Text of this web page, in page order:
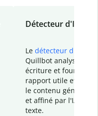
Détecteur d'IA
Le détecteur d'IA
Quillbot analyse votre
écriture et fournit un
rapport utile et
le contenu généré
et affiné par l'IA
texte.